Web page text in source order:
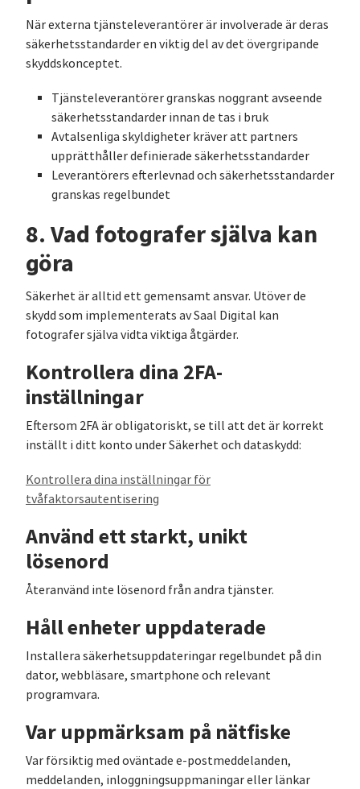
När externa tjänsteleverantörer är involverade är deras
säkerhetsstandarder en viktig del av det övergripande
skyddskonceptet.
Tjänsteleverantörer granskas noggrant avseende
säkerhetsstandarder innan de tas i bruk
Avtalsenliga skyldigheter kräver att partners
upprätthåller definierade säkerhetsstandarder
Leverantörers efterlevnad och säkerhetsstandarder
granskas regelbundet
8. Vad fotografer själva kan
göra
Säkerhet är alltid ett gemensamt ansvar. Utöver de
skydd som implementerats av Saal Digital kan
fotografer själva vidta viktiga åtgärder.
Kontrollera dina 2FA-
inställningar
Eftersom 2FA är obligatoriskt, se till att det är korrekt
inställt i ditt konto under Säkerhet och dataskydd:
Kontrollera dina inställningar för
tvåfaktorsautentisering
Använd ett starkt, unikt
lösenord
Återanvänd inte lösenord från andra tjänster.
Håll enheter uppdaterade
Installera säkerhetsuppdateringar regelbundet på din
dator, webbläsare, smartphone och relevant
programvara.
Var uppmärksam på nätfiske
Var försiktig med oväntade e-postmeddelanden,
meddelanden, inloggningsuppmaningar eller länkar